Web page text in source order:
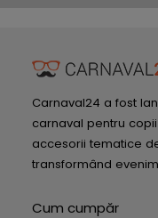
Carnaval24 a fost
carnaval pentru
accesorii tematice
transformând
Cum cumpăr